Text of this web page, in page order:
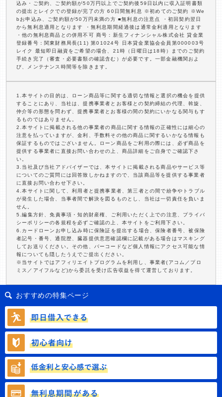
込み・ご契約、ご契約額が50万円以上でご契約後59日以内に収入証明書類
の提出とレイクでの登録が完了の方 60日間無利息 ※初めてのご契約 ※We
bお申込み、ご契約額が50万円未満の方 ■無利息の注意点 ・初回契約翌日
から無利息適用となります ・無利息期間経過後は通常金利適用となります
・他の無利息商品との併用不可 商号：新生フィナンシャル株式会社 貸金業
登録番号：関東財務局長(11) 第01024号 日本貸金業協会会員第000003号
レイク 最短即日融資をご希望の場合、21時（日曜日は18時）までのご契約
手続き完了（審査・必要書類の確認含む）が必要です。一部金融機関およ
び、メンテナンス時間等を除きます。
1.本サイトの目的は、ローン商品等に関する適切な情報と選択の機会を提供
することにあり、当社は、提携事業者とお客様との契約締結の代理、斡旋、
仲介等の形態を問わず、提携事業者とお客様の間の契約にいかなる関与もす
るものではありません。
2.本サイトに掲載される他の事業者の商品に関する情報の正確性には細心の
注意を払っていますが、金利、手数料その他の商品に関するいかなる情報も
保証するものではございません。ローン商品をご利用の際には、必ず商品を
提供する事業者に直接お問い合わせの上、商品詳細をご自身でご確認下さ
い。
3.当社及び当社アドバイザーでは、本サイトに掲載される商品やサービス等
についてのご質問には回答致しかねますので、当該商品等を提供する事業者
に直接お問い合わせ下さい。
4.本サイトに関して、利用者と提携事業者、第三者との間で紛争やトラブル
が発生した場合、当事者間で解決を図るものとし、当社は一切責任を負いま
せん。
5.編集方針、免責事項・知的財産権、ご利用いただく上での注意、プライバ
シーポリシーの各規程を必ずご確認の上、本サイトをご利用下さい。
6.カードローンお申し込み時に保険証を提出する場合、保険者番号、被保険
者記号・番号、通院歴、臓器提供意思確認欄に記載がある場合はマスキング
してお送りください。その他、バーコードなど個人情報にアクセス可能な情
報についても隠したうえでご提出ください。
※当サイトではアフィリエイトプログラムを利用し、事業者(アコム／プロ
ミス／アイフルなど)から委託を受け広告収益を得て運営しております。
おすすめの特集ページ